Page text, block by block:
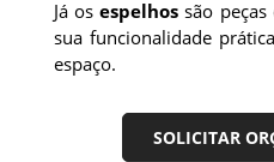
Já osespelhos são
sua funcionalidade
espaço.
SOLICITAR